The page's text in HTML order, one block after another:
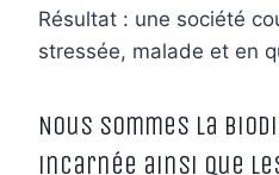
Résultat : une société
stressée, malade et en
Nous sommes la
incarnée ainsi que